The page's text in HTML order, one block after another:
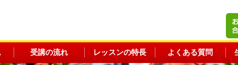
受講の流れ レッスンの特長 よくある質問